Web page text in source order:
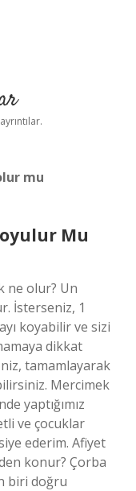
mu
Mu
ne olur? Un
İsterseniz, 1
koyabilir ve sizi
dikkat
tamamlayarak
Mercimek
yaptığımız
ve çocuklar
ederim. Afiyet
konur? Çorba
biri doğru